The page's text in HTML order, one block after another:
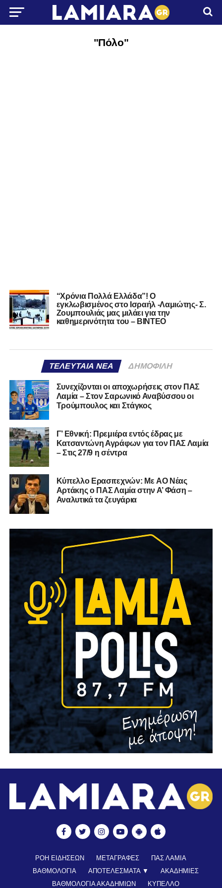
"Πόλο"
“Χρόνια Πολλά Ελλάδα”! Ο
εγκλωβισμένος στο Ισραήλ -Λαμιώτης- Σ.
Ζουμπουλιάς μας μιλάει για την
καθημερινότητα του – ΒΙΝΤΕΟ
ΤΕΛΕΥΤΑΊΑ ΝΈΑ ΔΗΜΟΦΙΛΉ
Συνεχίζονται οι αποχωρήσεις στον ΠΑΣ
Λαμία – Στον Σαρωνικό Αναβύσσου οι
Τρούμπουλος και Στάγκος
Γ’ Εθνική: Πρεμιέρα εντός έδρας με
Κατσαντώνη Αγράφων για τον ΠΑΣ Λαμία
– Στις 27/9 η σέντρα
Kύπελλο Ερασιτεχνών: Με AO Nέας
Αρτάκης ο ΠΑΣ Λαμία στην Α’ Φάση –
Αναλυτικά τα ζευγάρια
ΡΟΗ ΕΙΔΗΣΕΩΝ ΜΕΤΑΓΡΑΦΕΣ
ΠΑΣ ΛΑΜΙΑ
ΒΑΘΜΟΛΟΓΙΑ
ΑΠΟΤΕΛΕΣΜΑΤΑ ▼
ΑΚΑΔΗΜΙΕΣ
ΒΑΘΜΟΛΟΓΙΑ ΑΚΑΔΗΜΙΩΝ
ΚΥΠΕΛΛΟ